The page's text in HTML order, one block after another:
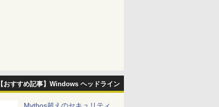
【おすすめ記事】Windows ヘッドライン